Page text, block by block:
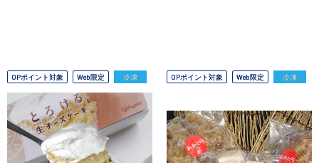
OPポイント対象 Web限定 冷凍 OPポイント対象 Web限定 冷凍